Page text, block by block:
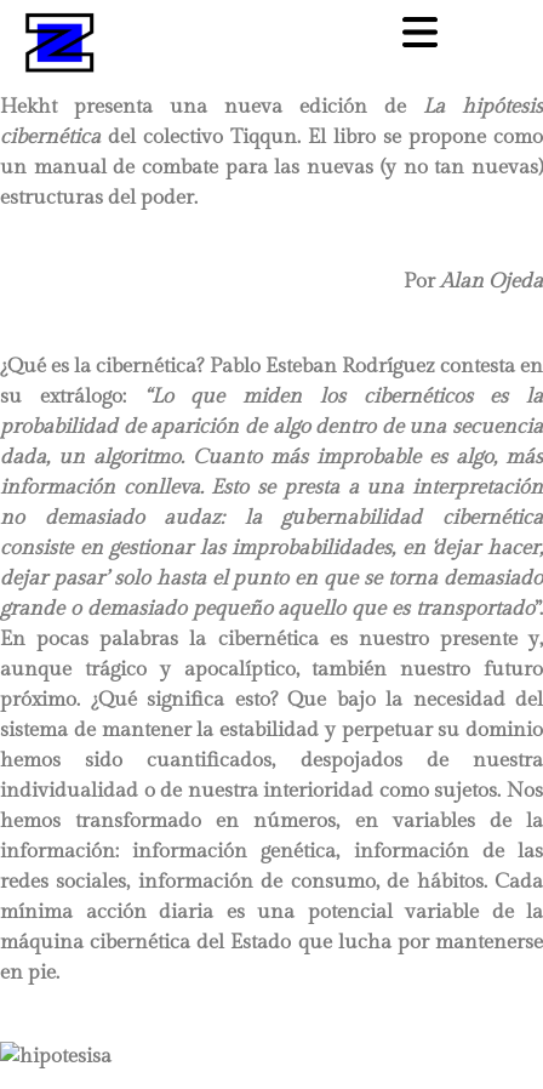
Hekht presenta una nueva edición de La hipótesis
cibernéticadel colectivo Tiqqun. El libro se propone como
un manual de combate para las nuevas (y no tan nuevas)
estructuras del poder.
PorAlan Ojeda
¿Qué es la cibernética? Pablo Esteban Rodríguez contesta en
su extrálogo:
“Lo que miden los cibernéticos es la
probabilidad de aparición de algo dentro de una secuencia
dada, un algoritmo. Cuanto más improbable es algo, más
información conlleva. Esto se presta a una interpretación
no demasiado audaz: la gubernabilidad cibernética
consiste en gestionar las improbabilidades, en ‘dejar hacer,
dejar pasar’ solo hasta el punto en que se torna demasiado
grande o demasiado pequeño aquello que es transportado”.
En pocas palabras la cibernética es nuestro presente y,
aunque trágico y apocalíptico, también nuestro futuro
próximo. ¿Qué significa esto? Que bajo la necesidad del
sistema de mantener la estabilidad y perpetuar su dominio
hemos sido cuantificados, despojados de nuestra
individualidad o de nuestra interioridad como sujetos. Nos
hemos transformado en números, en variables de la
información: información genética, información de las
redes sociales, información de consumo, de hábitos. Cada
mínima acción diaria es una potencial variable de la
máquina cibernética del Estado que lucha por mantenerse
en pie.